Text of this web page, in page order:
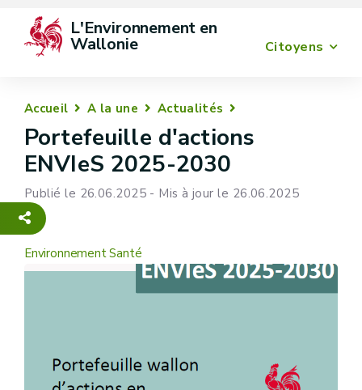
Citoyens
L'Environnement en
Wallonie
Accueil A la une Actualités
Portefeuille d'actions
ENVIeS 2025-2030
Publié le 26.06.2025 - Mis à jour le 26.06.2025
Environnement Santé